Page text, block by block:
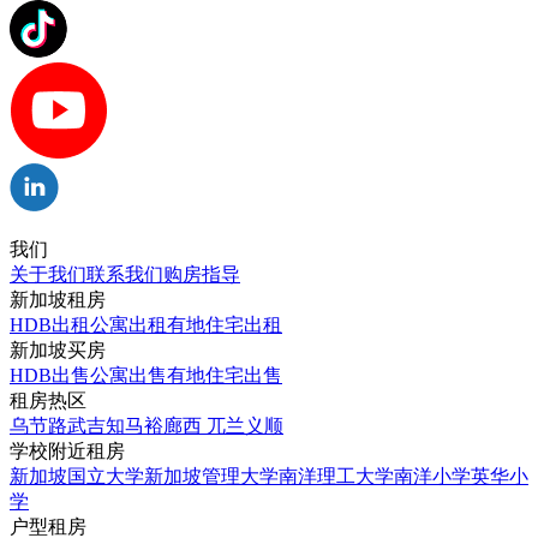
我们
关于我们联系我们购房指导
新加坡租房
HDB出租公寓出租有地住宅出租
新加坡买房
HDB出售公寓出售有地住宅出售
租房热区
乌节路武吉知马裕廊西 兀兰 义顺
学校附近租房
新加坡国立大学新加坡管理大学南洋理工大学南洋小学英华小
学
户型租房